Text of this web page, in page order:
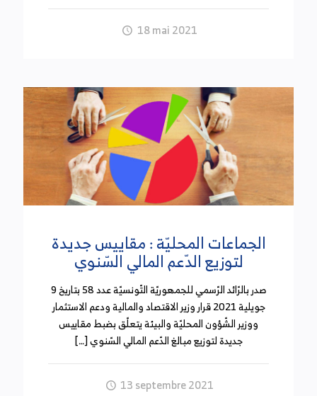
18 mai 2021
الجماعات المحليّة : مقاييس جديدة
لتوزيع الدّعم المالي السّنوي
صدر بالرّائد الرّسمي للجمهوريّة التّونسيّة عدد 58 بتاريخ 9
جويلية 2021 قرار وزير الاقتصاد والمالية ودعم الاستثمار
ووزير الشّؤون المحليّة والبيئة يتعلّق بضبط مقاييس
جديدة لتوزيع مبالغ الدّعم المالي السّنوي […]
13 septembre 2021